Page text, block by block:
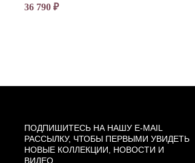
36 790 ₽
ПОДПИШИТЕСЬ НА НАШУ E-MAIL
РАССЫЛКУ, ЧТОБЫ ПЕРВЫМИ УВИДЕТЬ
НОВЫЕ КОЛЛЕКЦИИ, НОВОСТИ И
ВИДЕО